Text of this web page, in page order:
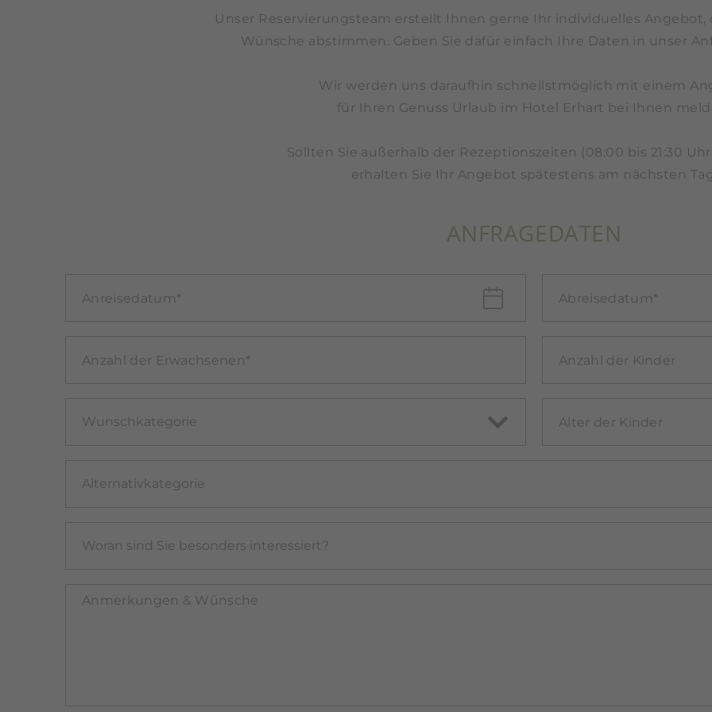
Unser Reservierungsteam erstellt Ihnen gerne Ihr individuelles Angebot,
Wünsche abstimmen. Geben Sie dafür einfach Ihre Daten in unser
Wir werden uns daraufhin schnellstmöglich mit einem
für Ihren Genuss Urlaub im Hotel Erhart bei Ihnen
Sollten Sie außerhalb der Rezeptionszeiten (08:00 bis 21:30
erhalten Sie Ihr Angebot spätestens am nächsten
ANFRAGEDATEN